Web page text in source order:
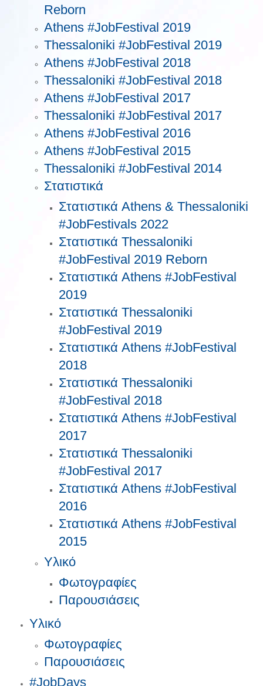
Reborn
Athens #JobFestival 2019
Thessaloniki #JobFestival 2019
Athens #JobFestival 2018
Thessaloniki #JobFestival 2018
Athens #JobFestival 2017
Τhessaloniki #JobFestival 2017
Athens #JobFestival 2016
Athens #JobFestival 2015
Thessaloniki #JobFestival 2014
Στατιστικά
Στατιστικά Athens & Thessaloniki
#JobFestivals 2022
Στατιστικά Thessaloniki
#JobFestival 2019 Reborn
Στατιστικά Athens #JobFestival
2019
Στατιστικά Thessaloniki
#JobFestival 2019
Στατιστικά Athens #JobFestival
2018
Στατιστικά Thessaloniki
#JobFestival 2018
Στατιστικά Athens #JobFestival
2017
Στατιστικά Thessaloniki
#JobFestival 2017
Στατιστικά Athens #JobFestival
2016
Στατιστικά Athens #JobFestival
2015
Υλικό
Φωτογραφίες
Παρουσιάσεις
Υλικό
Φωτογραφίες
Παρουσιάσεις
#JobDays